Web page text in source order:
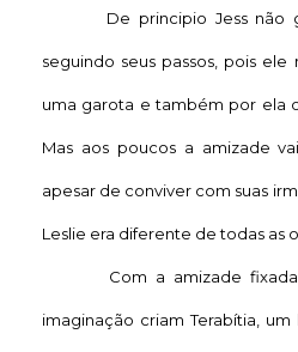
De principio Jess não
seguindo seus passos, pois
uma garota e também por ela
Mas aos poucos a amizade
apesar de conviver com suas
Leslie era diferente de todas as
Com a amizade fixada
imaginação criam Terabítia,